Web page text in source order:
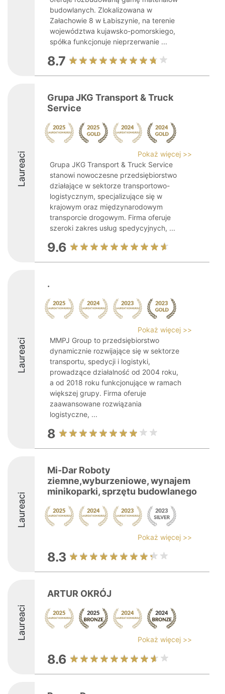
budowlanych. Zlokalizowana w
Załachowie 8 w Łabiszynie, na terenie
województwa kujawsko-pomorskiego,
spółka funkcjonuje nieprzerwanie ...
8.7
Laureaci
Grupa JKG Transport & Truck
Service
Pokaż więcej >>
Grupa JKG Transport & Truck Service
stanowi nowoczesne przedsiębiorstwo
działające w sektorze transportowo-
logistycznym, specjalizujące się w
krajowym oraz międzynarodowym
transporcie drogowym. Firma oferuje
szeroki zakres usług spedycyjnych, ...
9.6
Laureaci
.
Pokaż więcej >>
MMPJ Group to przedsiębiorstwo
dynamicznie rozwijające się w sektorze
transportu, spedycji i logistyki,
prowadzące działalność od 2004 roku,
a od 2018 roku funkcjonujące w ramach
większej grupy. Firma oferuje
zaawansowane rozwiązania
logistyczne, ...
8
Laureaci
Mi-Dar Roboty
ziemne,wyburzeniowe, wynajem
minikoparki, sprzętu budowlanego
Pokaż więcej >>
8.3
Laureaci
ARTUR OKRÓJ
Pokaż więcej >>
8.6